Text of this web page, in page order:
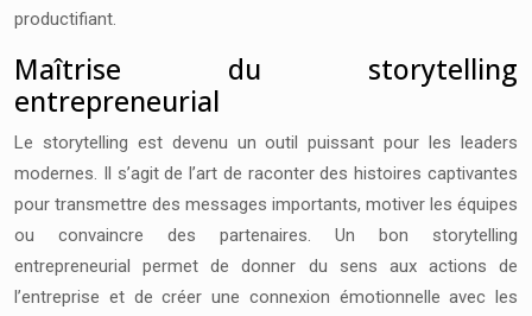
productifiant.
Maîtrise du storytelling
entrepreneurial
Le storytelling est devenu un outil puissant pour les leaders
modernes. Il s’agit de l’art de raconter des histoires captivantes
pour transmettre des messages importants, motiver les équipes
ou convaincre des partenaires. Un bon storytelling
entrepreneurial permet de donner du sens aux actions de
l’entreprise et de créer une connexion émotionnelle avec les